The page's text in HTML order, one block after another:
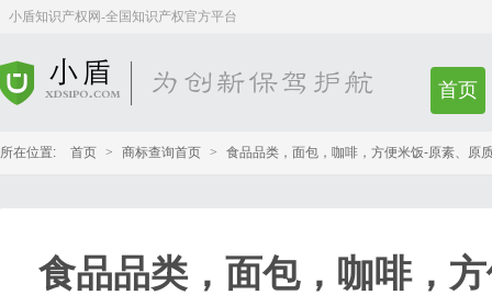
小盾知识产权网-全国知识产权官方平台
首页
所在位置: 首页 > 商标查询首页 > 食品品类，面包，咖啡，方便米饭-原素、原
食品品类，面包，咖啡，